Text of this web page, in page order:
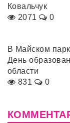
Ковальчук
2071
0
В Майском
День
области
831
0